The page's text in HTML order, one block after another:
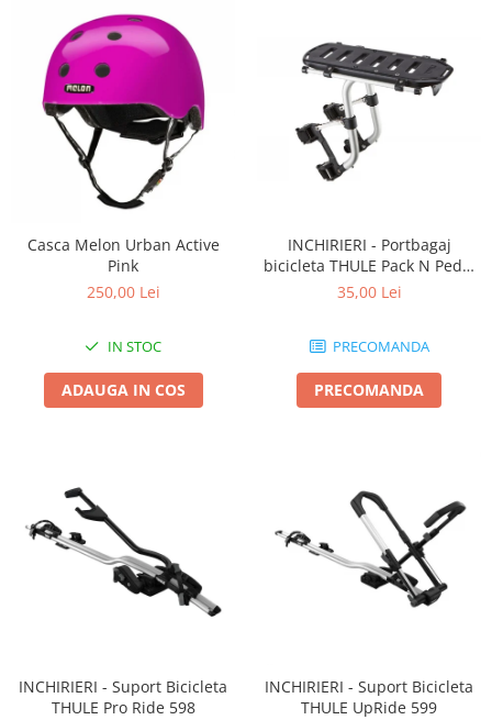
Casca Melon Urban Active
Pink
250,00 Lei
IN STOC
ADAUGA IN COS
INCHIRIERI - Portbagaj
bicicleta THULE Pack N Pedal
tour rack
35,00 Lei
PRECOMANDA
PRECOMANDA
INCHIRIERI - Suport Bicicleta
THULE Pro Ride 598
INCHIRIERI - Suport Bicicleta
THULE UpRide 599